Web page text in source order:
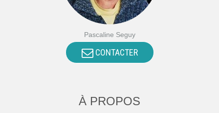
Pascaline Seguy
CONTACTER
À PROPOS